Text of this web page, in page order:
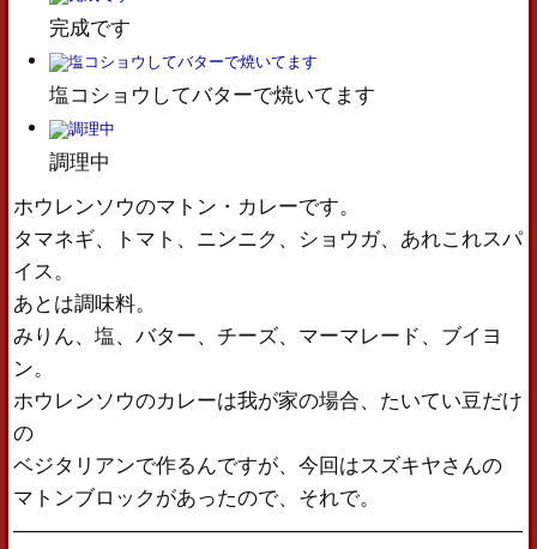
完成です
塩コショウしてバターで焼いてます
調理中
ホウレンソウのマトン・カレーです。
タマネギ、トマト、ニンニク、ショウガ、あれこれスパ
イス。
あとは調味料。
みりん、塩、バター、チーズ、マーマレード、ブイヨ
ン。
ホウレンソウのカレーは我が家の場合、たいてい豆だけ
の
ベジタリアンで作るんですが、今回はスズキヤさんの
マトンブロックがあったので、それで。
—————————————————————————